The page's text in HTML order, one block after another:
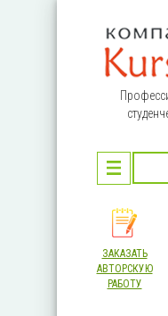
ЗАКАЗАТЬ
АВТОРСКУЮ
РАБОТУ